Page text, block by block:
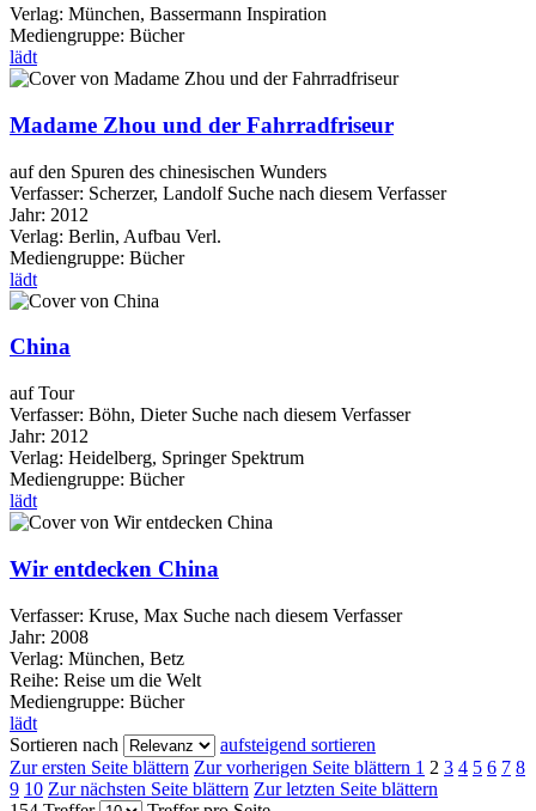
Verlag: München, Bassermann Inspiration
Mediengruppe: Bücher
lädt
Madame Zhou und der Fahrradfriseur
auf den Spuren des chinesischen Wunders
Verfasser: Scherzer, Landolf Suche nach diesem Verfasser
Jahr: 2012
Verlag: Berlin, Aufbau Verl.
Mediengruppe: Bücher
lädt
China
auf Tour
Verfasser: Böhn, Dieter Suche nach diesem Verfasser
Jahr: 2012
Verlag: Heidelberg, Springer Spektrum
Mediengruppe: Bücher
lädt
Wir entdecken China
Verfasser: Kruse, Max Suche nach diesem Verfasser
Jahr: 2008
Verlag: München, Betz
Reihe: Reise um die Welt
Mediengruppe: Bücher
lädt
Sortieren nach
aufsteigend sortieren
Zur ersten Seite blättern Zur vorherigen Seite blättern 1 2 3 4 5 6 7 8
9 10 Zur nächsten Seite blättern Zur letzten Seite blättern